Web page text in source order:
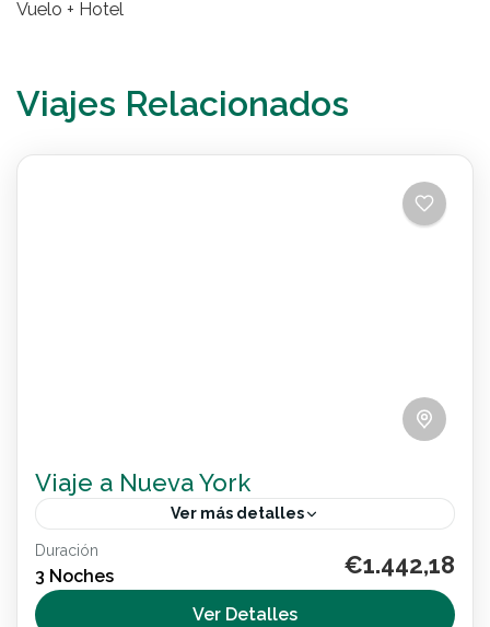
Vuelo + Hotel
Viajes Relacionados
Viaje a Nueva York
Ver más detalles
Internacional
2 People
Duración
3 Noches €1.442,18
Ver Detalles